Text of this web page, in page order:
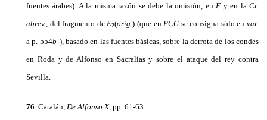
fuentes árabes). A la misma razón se debe la omisión, en F y en laCr.
abrev., del fragmento de E2(orig.) (que en PCG se consigna sólo envar.
a p. 554b1), basado en las fuentes básicas, sobre la derrota de los condes
en Roda y de Alfonso en Sacralias y sobre el ataque del rey contra
Sevilla.
76 Catalán, De Alfonso X, pp. 61-63.